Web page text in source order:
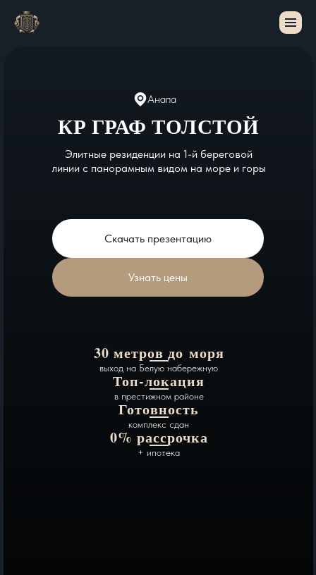
Скачать презентацию
Узнать цены
30 метров до моря
выход на Белую набережную
Топ-локация
в престижном районе
Готовность
комплекс сдан
0% рассрочка
+ ипотека
Элитные резиденции на 1-й береговой
линии с панорамным видом на море и горы
КР ГРАФ ТОЛСТОЙ
Анапа